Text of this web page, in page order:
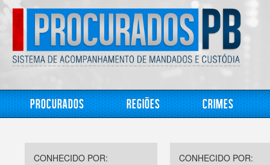
Procurados Regiões Crimes
CONHECIDO POR: CONHECIDO POR: